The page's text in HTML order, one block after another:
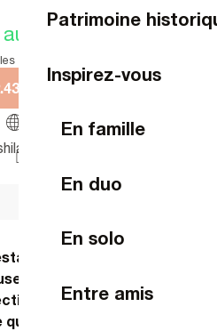
Patrimoine
Inspirez-vous
En famille
En duo
En solo
Entre amis
horaires
▒▒
japonais qui
clientèle une grande
avec  des